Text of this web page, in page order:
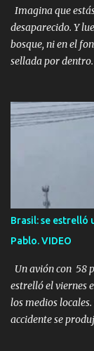
Imagina que
desaparecido. Y
bosque, ni en el
sellada por
una historia de
Sarah y Andrew.
desierto se
resultó ser más
una pareja
aficionados a los
Eran
un fin de semana
Tomar su viejo
Brasil: se estrelló
Pablo. VIDEO
Un avión con 58
estrelló el viernes
los medios
accidente se